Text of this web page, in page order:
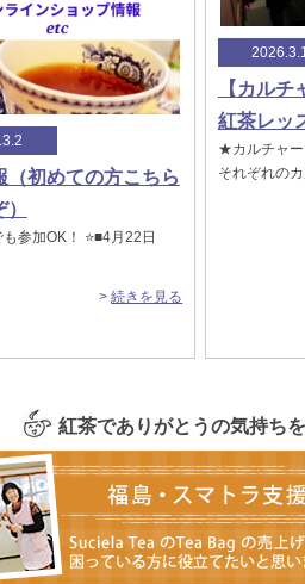
（初めての方こちら
参加OK！ ⭐️■4月22日
>続きを見る
【カル
紅茶レッ
★カルチャ
それぞれの
紅茶でありがとうの気持ち